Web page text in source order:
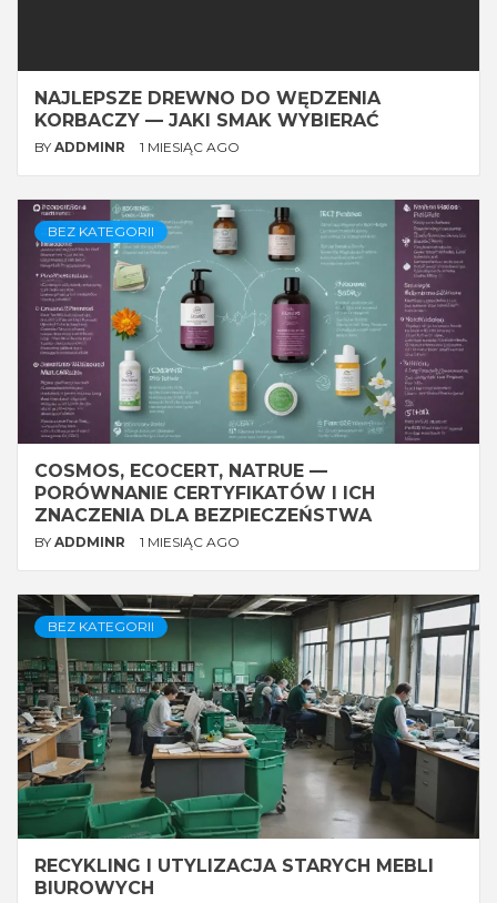
NAJLEPSZE DREWNO DO WĘDZENIA
KORBACZY — JAKI SMAK WYBIERAĆ
BY ADDMINR 1 MIESIĄC AGO
BEZ KATEGORII
COSMOS, ECOCERT, NATRUE —
PORÓWNANIE CERTYFIKATÓW I ICH
ZNACZENIA DLA BEZPIECZEŃSTWA
BY ADDMINR 1 MIESIĄC AGO
BEZ KATEGORII
RECYKLING I UTYLIZACJA STARYCH MEBLI
BIUROWYCH